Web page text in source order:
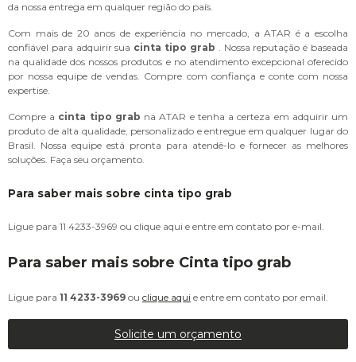
da nossa entrega em qualquer região do país.
Com mais de 20 anos de experiência no mercado, a ATAR é a escolha
confiável para adquirir sua cinta tipo grab . Nossa reputação é baseada
na qualidade dos nossos produtos e no atendimento excepcional oferecido
por nossa equipe de vendas. Compre com confiança e conte com nossa
expertise.
Compre a cinta tipo grab na ATAR e tenha a certeza em adquirir um
produto de alta qualidade, personalizado e entregue em qualquer lugar do
Brasil. Nossa equipe está pronta para atendê-lo e fornecer as melhores
soluções. Faça seu orçamento.
Para saber mais sobre cinta tipo grab
Ligue para 11 4233-3969 ou clique aqui e entre em contato por e-mail.
Para saber mais sobre Cinta tipo grab
Ligue para 11 4233-3969 ou clique aqui e entre em contato por email.
Solicite um orçamento